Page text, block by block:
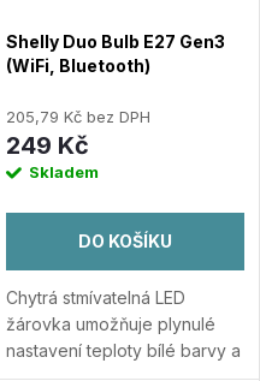
Shelly Duo Bulb E27 Gen3
(WiFi, Bluetooth)
205,79 Kč bez DPH
249 Kč
Skladem
DO KOŠÍKU
Chytrá stmívatelná LED
žárovka umožňuje plynulé
nastavení teploty bílé barvy a